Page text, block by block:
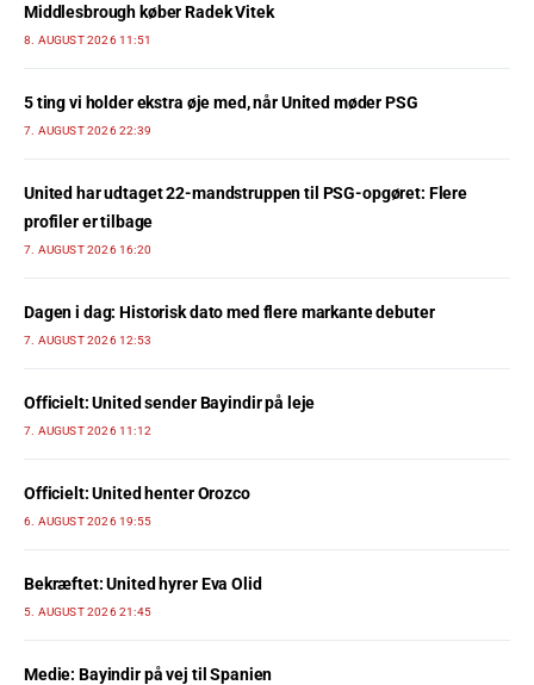
Middlesbrough køber Radek Vitek
8. AUGUST 2026 11:51
5 ting vi holder ekstra øje med, når United møder PSG
7. AUGUST 2026 22:39
United har udtaget 22-mandstruppen til PSG-opgøret: Flere
profiler er tilbage
7. AUGUST 2026 16:20
Dagen i dag: Historisk dato med flere markante debuter
7. AUGUST 2026 12:53
Officielt: United sender Bayindir på leje
7. AUGUST 2026 11:12
Officielt: United henter Orozco
6. AUGUST 2026 19:55
Bekræftet: United hyrer Eva Olid
5. AUGUST 2026 21:45
Medie: Bayindir på vej til Spanien